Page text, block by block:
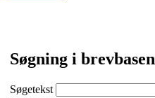
Søgning i brevbasen
Søgetekst